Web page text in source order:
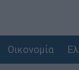
Οικονομία